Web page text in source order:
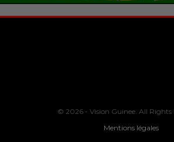
© 2026 - Vision Guinee. All Rights
Mentions légales